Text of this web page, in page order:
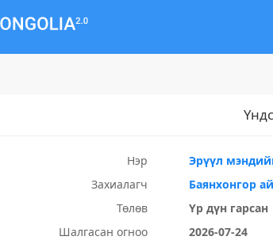
Нэр
Эрүүл
Захиалагч
Баянхонгор
Төлөв
Үр дүн гарсан
Шалгасан огноо
2026-07-24